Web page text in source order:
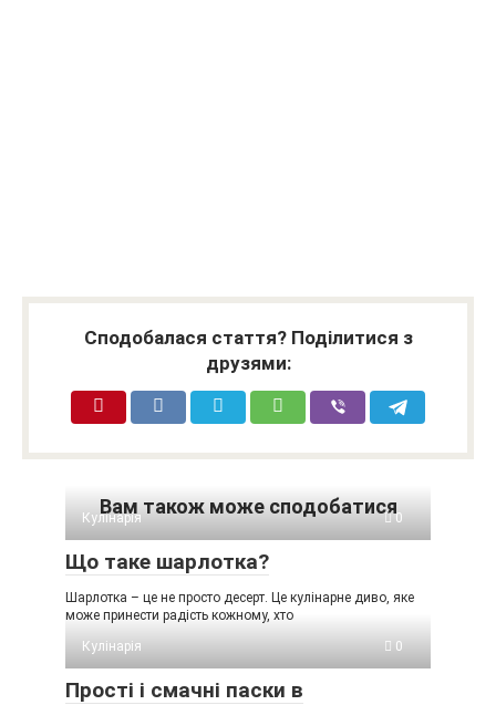
Сподобалася стаття? Поділитися з
друзями:
Вам також може сподобатися
Кулінарія 0
Що таке шарлотка?
Шарлотка – це не просто десерт. Це кулінарне диво, яке
може принести радість кожному, хто
Кулінарія
0
Прості і смачні паски в